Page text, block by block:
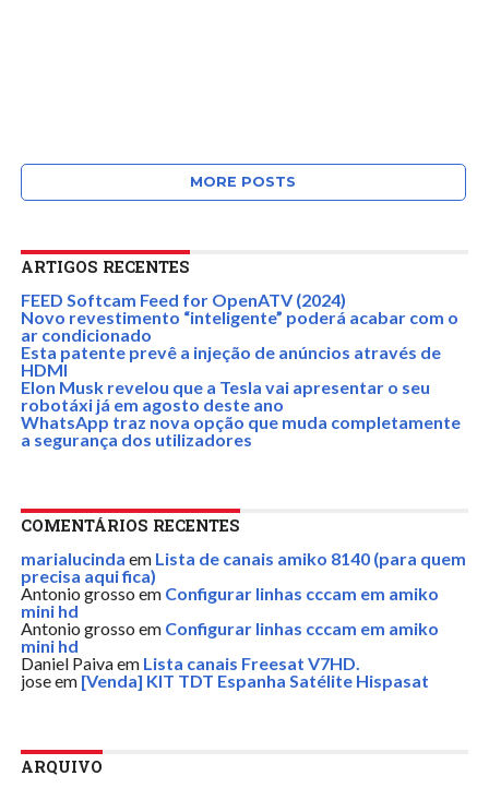
MORE POSTS
ARTIGOS RECENTES
FEED Softcam Feed for OpenATV (2024)
Novo revestimento “inteligente” poderá acabar com o
ar condicionado
Esta patente prevê a injeção de anúncios através de
HDMI
Elon Musk revelou que a Tesla vai apresentar o seu
robotáxi já em agosto deste ano
WhatsApp traz nova opção que muda completamente
a segurança dos utilizadores
COMENTÁRIOS RECENTES
marialucinda em Lista de canais amiko 8140 (para quem
precisa aqui fica)
Antonio grosso em Configurar linhas cccam em amiko
mini hd
Antonio grosso em Configurar linhas cccam em amiko
mini hd
Daniel Paivaem Lista canais Freesat V7HD.
joseem [Venda] KIT TDT Espanha Satélite Hispasat
ARQUIVO